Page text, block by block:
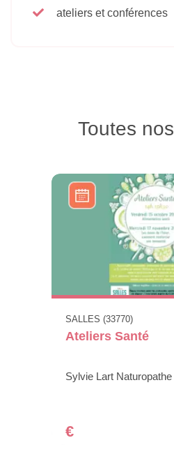
ateliers et conférences
Toutes nos
SALLES (33770)
Ateliers Santé
Sylvie Lart Naturopathe
€